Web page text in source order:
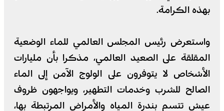
بهذه الكرامة.
واستعرض رئيس المجلس العالمي للماء الوضعية
المقلقة على الصعيد العالمي، مذكرا بأن مليارات
الأشخاص لا يتوفرون على الولوج الآمن إلى الماء
الصالح للشرب وخدمات التطهير، ويواجهون ظروف
عيش تتسم بندرة المياه والأمراض المرتبطة بها،